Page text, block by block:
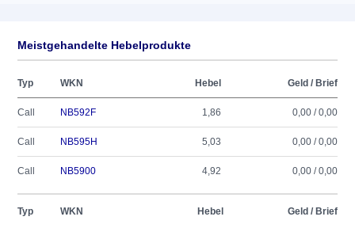
Meistgehandelte Hebelprodukte
Typ WKN Hebel Geld / Brief
Call NB592F 1,86 0,00 / 0,00
Call NB595H 5,03 0,00 / 0,00
Call NB5900 4,92 0,00 / 0,00
Typ WKN Hebel Geld / Brief